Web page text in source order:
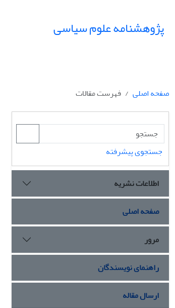
پژوهشنامه علوم سیاسی
صفحه اصلی
فهرست مقالات
جستجوی پیشرفته
اطلاعات نشریه
صفحه اصلی
مرور
راهنمای نویسندگان
ارسال مقاله